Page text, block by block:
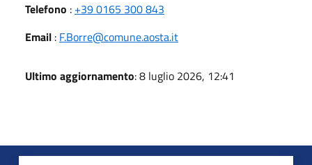
Telefono : +39 0165 300 843
Email : F.Borre@comune.aosta.it
Ultimo aggiornamento: 8 luglio 2026, 12:41